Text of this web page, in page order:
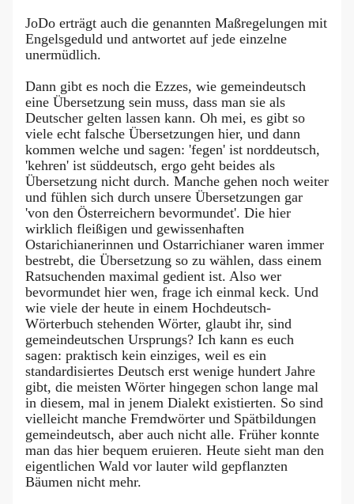
JoDo erträgt auch die genannten Maßregelungen mit
Engelsgeduld und antwortet auf jede einzelne
unermüdlich.
Dann gibt es noch die Ezzes, wie gemeindeutsch
eine Übersetzung sein muss, dass man sie als
Deutscher gelten lassen kann. Oh mei, es gibt so
viele echt falsche Übersetzungen hier, und dann
kommen welche und sagen: 'fegen' ist norddeutsch,
'kehren' ist süddeutsch, ergo geht beides als
Übersetzung nicht durch. Manche gehen noch weiter
und fühlen sich durch unsere Übersetzungen gar
'von den Österreichern bevormundet'. Die hier
wirklich fleißigen und gewissenhaften
Ostarichianerinnen und Ostarrichianer waren immer
bestrebt, die Übersetzung so zu wählen, dass einem
Ratsuchenden maximal gedient ist. Also wer
bevormundet hier wen, frage ich einmal keck. Und
wie viele der heute in einem Hochdeutsch-
Wörterbuch stehenden Wörter, glaubt ihr, sind
gemeindeutschen Ursprungs? Ich kann es euch
sagen: praktisch kein einziges, weil es ein
standardisiertes Deutsch erst wenige hundert Jahre
gibt, die meisten Wörter hingegen schon lange mal
in diesem, mal in jenem Dialekt existierten. So sind
vielleicht manche Fremdwörter und Spätbildungen
gemeindeutsch, aber auch nicht alle. Früher konnte
man das hier bequem eruieren. Heute sieht man den
eigentlichen Wald vor lauter wild gepflanzten
Bäumen nicht mehr.